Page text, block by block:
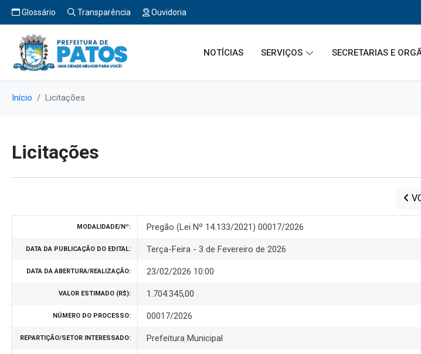
Glossário Transparência Ouvidoria
NOTÍCIAS SERVIÇOS SECRETARIAS E
Início Licitações
Licitações
MODALIDADE/Nº: Pregão (Lei Nº 14.133/2021) 00017/2026
DATA DA PUBLICAÇÃO DO EDITAL: Terça-Feira - 3 de Fevereiro de 2026
DATA DA ABERTURA/REALIZAÇÃO: 23/02/2026 10:00
VALOR ESTIMADO (R$): 1.704.345,00
NÚMERO DO PROCESSO: 00017/2026
REPARTIÇÃO/SETOR INTERESSADO: Prefeitura Municipal